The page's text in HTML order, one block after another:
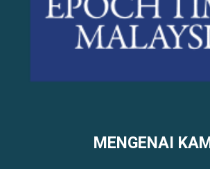
MENGENAI KAMI